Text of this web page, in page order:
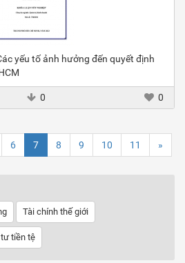
yếu tố ảnh hưởng đến quyết định
0 0
6 7 8 9 10 11 »
Tài chính thế giới
tiền tệ